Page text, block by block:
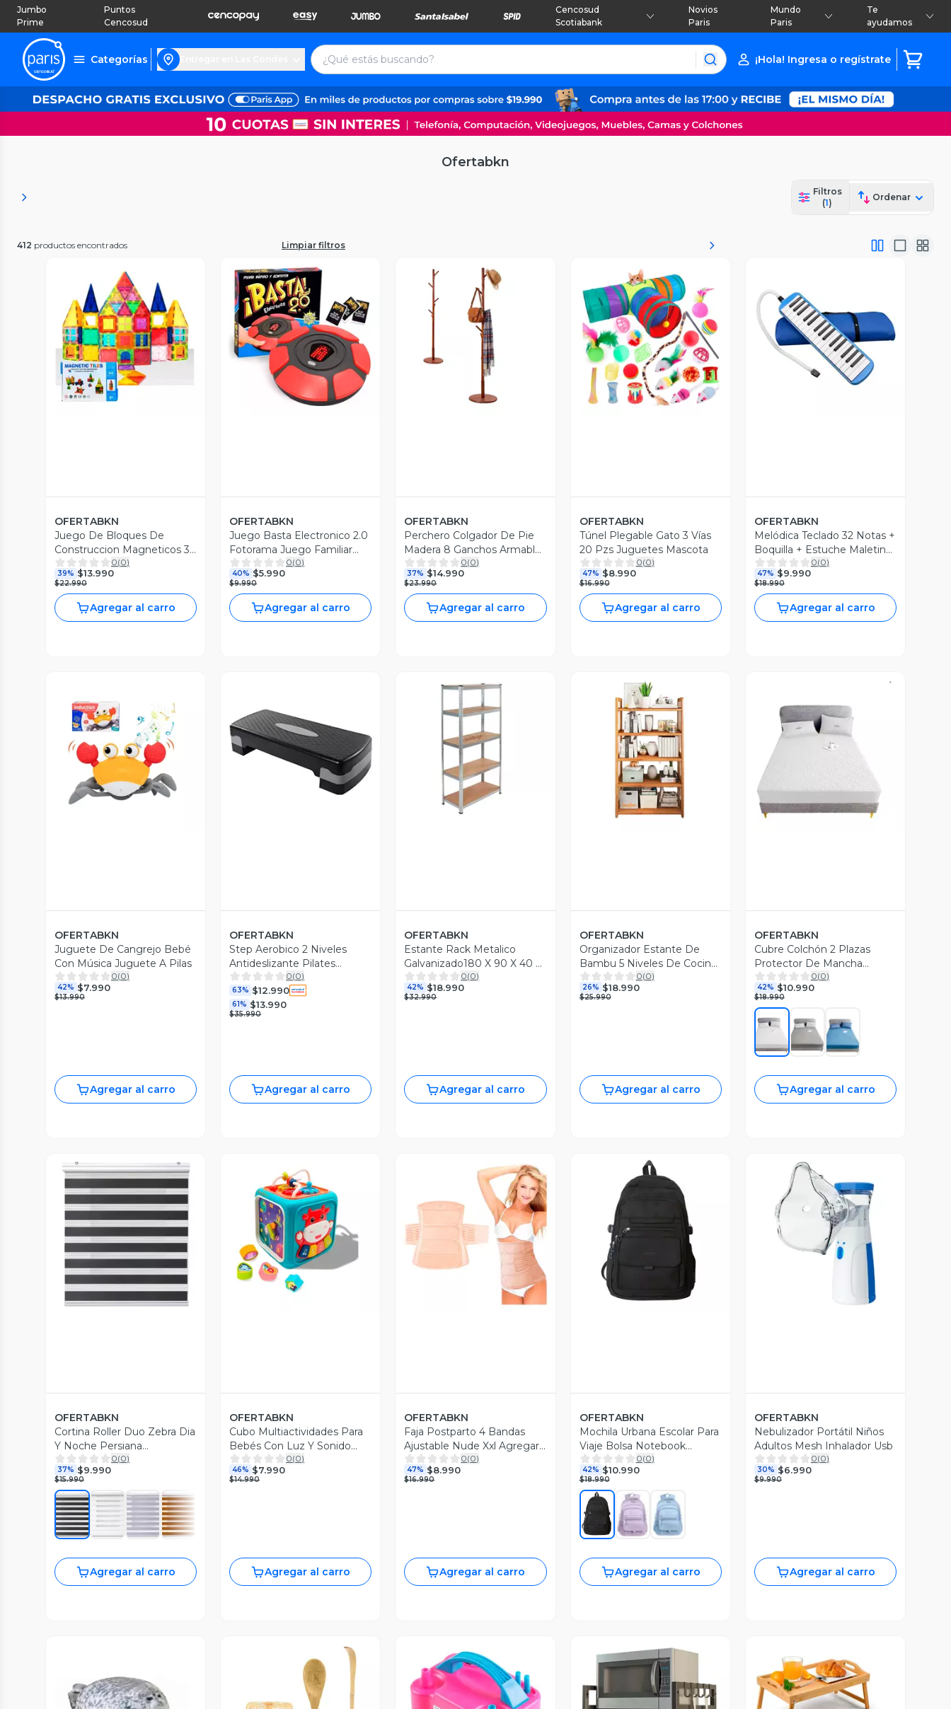
Jumbo
Prime
Puntos
Cencosud
Cencosud
Scotiabank
Novios
Paris
Mundo
Paris
Te
ayudamos
Categorías ¡Hola! Ingresa o regístrate
Ofertabkn
Filtros
(1)
Ordenar
412 productos encontrados Limpiar filtros
Vista Previa
OFERTABKN
Juego De Bloques De
Construccion Magneticos 3d
60 Piezas
0(0)
39% $13.990
$22.990
Agregar al carro
Vista Previa
OFERTABKN
Juego Basta Electronico 2.0
Fotorama Juego Familiar
Español
0(0)
40% $5.990
$9.990
Agregar al carro
Vista Previa
OFERTABKN
Perchero Colgador De Pie
Madera 8 Ganchos Armable
172x38cm
0(0)
37% $14.990
$23.990
Agregar al carro
Vista Previa
OFERTABKN
Túnel Plegable Gato 3 Vías
20 Pzs Juguetes Mascota
0(0)
47% $8.990
$16.990
Agregar al carro
Vista Previa
OFERTABKN
Melódica Teclado 32 Notas +
Boquilla + Estuche Maletin
/azul
0(0)
47% $9.990
$18.990
Agregar al carro
Vista Previa
OFERTABKN
Juguete De Cangrejo Bebé
Con Música Juguete A Pilas
0(0)
42% $7.990
$13.990
Agregar al carro
Vista Previa
OFERTABKN
Step Aerobico 2 Niveles
Antideslizante Pilates
Fitness
0(0)
63% $12.990
61% $13.990
$35.990
Agregar al carro
Vista Previa
OFERTABKN
Estante Rack Metalico
Galvanizado180 X 90 X 40 5
Niveles
0(0)
42% $18.990
$32.990
Agregar al carro
Vista Previa
OFERTABKN
Organizador Estante De
Bambu 5 Niveles De Cocina
Y Baño
0(0)
26% $18.990
$25.990
Agregar al carro
OFERTABKN
Cubre Colchón 2 Plazas
Protector De Mancha
Impermeable
0(0)
42% $10.990
$18.990
Agregar al carro
Vista Previa
OFERTABKN
Cortina Roller Duo Zebra Dia
Y Noche Persiana
100x180cm0(0)
37% $9.990
$15.990
Agregar al carro
Vista Previa
OFERTABKN
Cubo Multiactividades Para
Bebés Con Luz Y Sonido
Educativo
0(0)
46% $7.990
$14.990
Agregar al carro
Vista Previa
OFERTABKN
Faja Postparto 4 Bandas
Ajustable Nude Xxl Agregar
a favoritos 0(0)
47% $8.990
$16.990
Agregar al carro
OFERTABKN
Mochila Urbana Escolar Para
Viaje Bolsa Notebook
Antirrobo
0(0)
42% $10.990
$18.990
Agregar al carro
Vista Previa
OFERTABKN
Nebulizador Portátil Niños
Adultos Mesh Inhalador Usb
0(0)
30% $6.990
$9.990
Agregar al carro